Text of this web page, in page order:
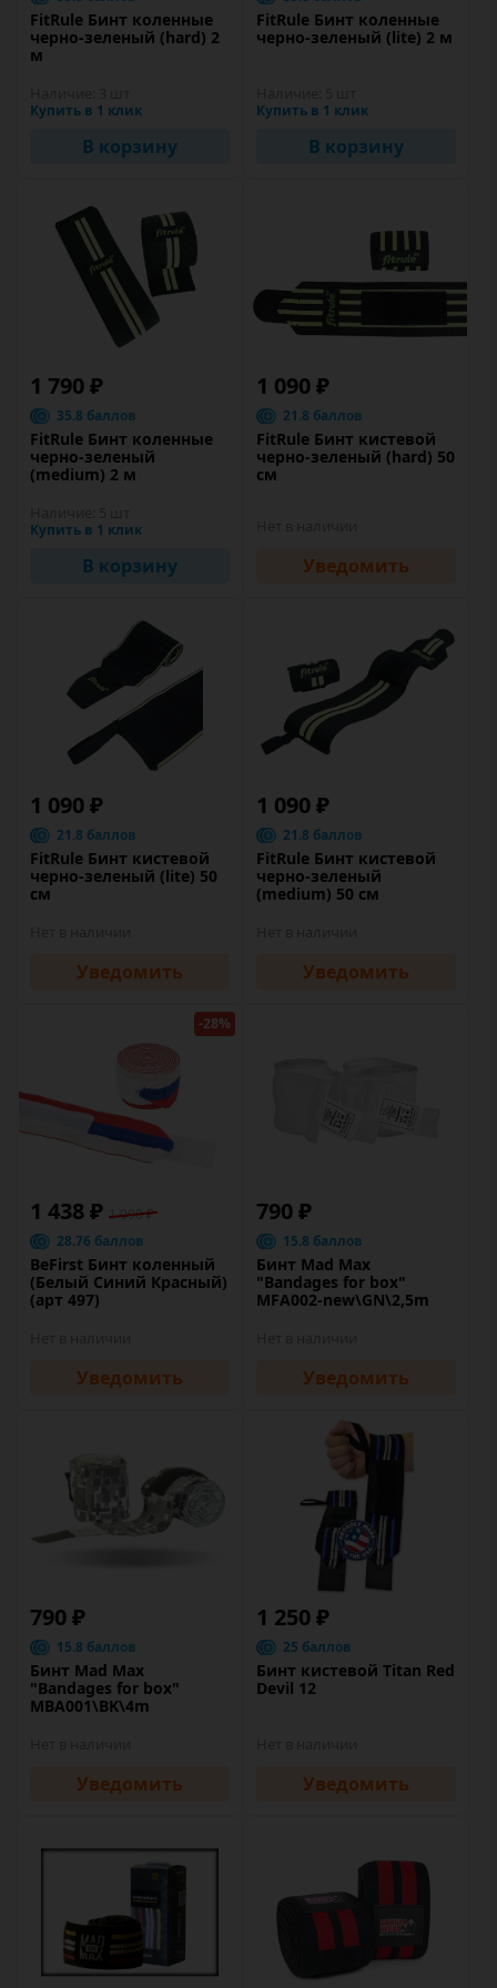
FitRule Бинт коленные
черно-зеленый (hard) 2
м
Купить в 1 клик
В корзину
FitRule Бинт коленные
черно-зеленый (lite) 2 м
Купить в 1 клик
В корзину
1 790 ₽
35.8 баллов
FitRule Бинт коленные
черно-зеленый
(medium) 2 м
Купить в 1 клик
В корзину
1 090 ₽
21.8 баллов
FitRule Бинт кистевой
черно-зеленый (hard) 50
см
Уведомить
1 090 ₽
21.8 баллов
FitRule Бинт кистевой
черно-зеленый (lite) 50
см
Уведомить
1 090 ₽
21.8 баллов
FitRule Бинт кистевой
черно-зеленый
(medium) 50 см
Уведомить
-28%
1 438 ₽ 1 990 ₽
28.76 баллов
BeFirst Бинт коленный
(Белый Синий Красный)
(арт 497)
Уведомить
790 ₽
15.8 баллов
Бинт Mad Max
"Bandages for box"
MFA002-new\GN\2,5m
Уведомить
790 ₽
15.8 баллов
Бинт Mad Max
"Bandages for box"
MBA001\BK\4m
Уведомить
1 250 ₽
25 баллов
Бинт кистевой Titan Red
Devil 12
Уведомить